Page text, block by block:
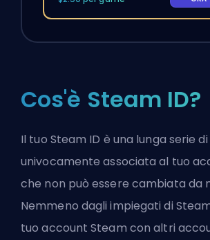
Cos'è Steam ID?
Il tuo Steam ID è una lunga serie
univocamente associata al tuo
che non può essere cambiata da
Nemmeno dagli impiegati di
tuo account Steam con altri